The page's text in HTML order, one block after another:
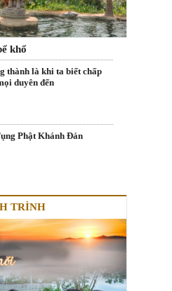
khổ
thành là khi ta biết chấp
duyên đến
Phật Khánh Đản
TRÌNH